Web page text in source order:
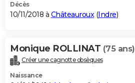
Décès
10/11/2018 à Châteauroux(Indre)
Monique ROLLINAT (75 ans)
Créer une cagnotte obsèques
Naissance